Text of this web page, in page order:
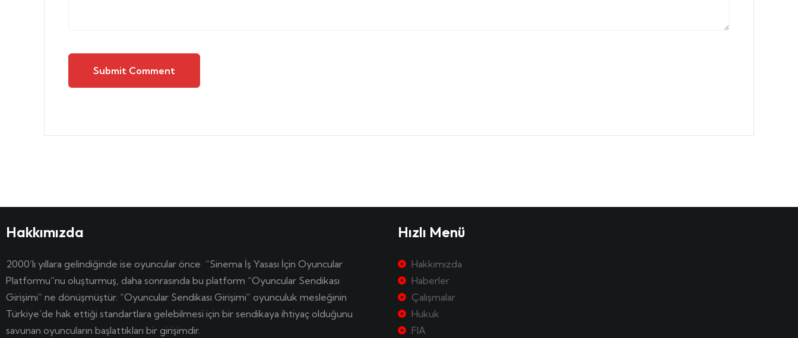
Submit Comment
Hakkımızda
2000’lı yıllara gelindiğinde ise oyuncular önce “Sinema İş Yasası İçin Oyuncular
Platformu”nu oluşturmuş, daha sonrasında bu platform “Oyuncular Sendikası
Girişimi” ne dönüşmüştür. “Oyuncular Sendikası Girişimi” oyunculuk mesleğinin
Türkiye’de hak ettiği standartlara gelebilmesi için bir sendikaya ihtiyaç olduğunu
savunan oyuncuların başlattıkları bir girişimdir.
Hızlı Menü
Hakkımızda
Haberler
Çalışmalar
Hukuk
FIA